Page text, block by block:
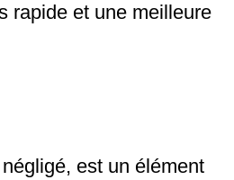
rapide et une meilleure
est un élément